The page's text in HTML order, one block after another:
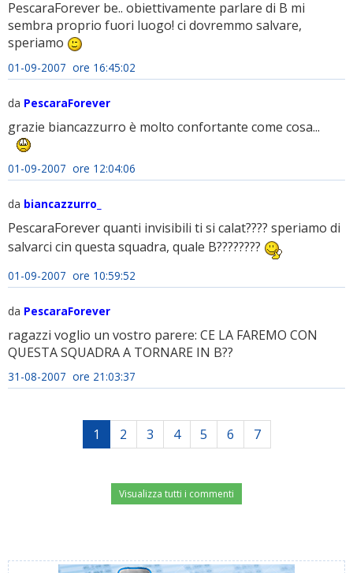
PescaraForever be.. obiettivamente parlare di B mi
sembra proprio fuori luogo! ci dovremmo salvare,
speriamo
01-09-2007 ore 16:45:02
da PescaraForever
grazie biancazzurro è molto confortante come cosa...
01-09-2007 ore 12:04:06
da biancazzurro_
PescaraForever quanti invisibili ti si calat???? speriamo di
salvarci cin questa squadra, quale B????????
01-09-2007 ore 10:59:52
da PescaraForever
ragazzi voglio un vostro parere: CE LA FAREMO CON
QUESTA SQUADRA A TORNARE IN B??
31-08-2007 ore 21:03:37
1 2 3 4 5 6 7
Visualizza tutti i commenti